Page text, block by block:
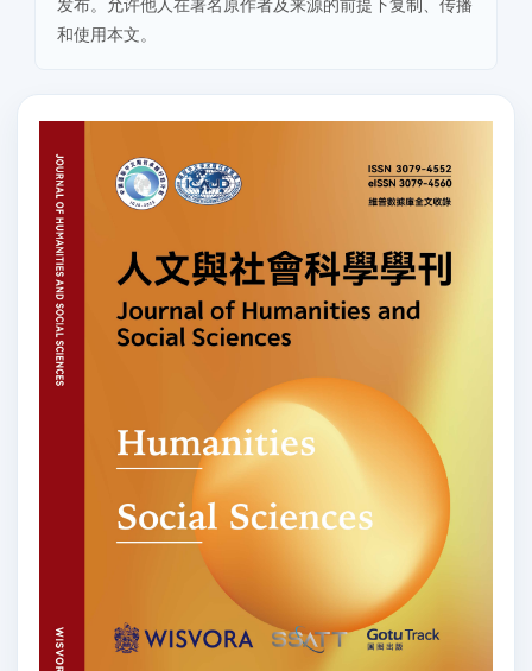
发布。允许他人在署名原作者及来源的前提下复制、传播
和使用本文。